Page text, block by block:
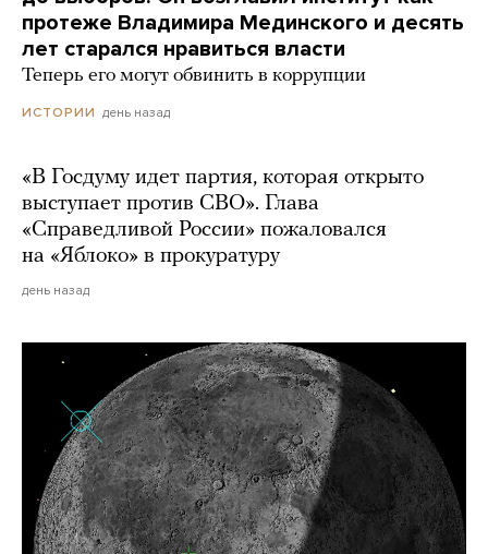
протеже Владимира Мединского и десять
лет старался нравиться власти
Теперь его могут обвинить в коррупции
ИСТОРИИ день назад
«В Госдуму идет партия, которая открыто
выступает против СВО». Глава
«Справедливой России» пожаловался
на «Яблоко» в прокуратуру
день назад